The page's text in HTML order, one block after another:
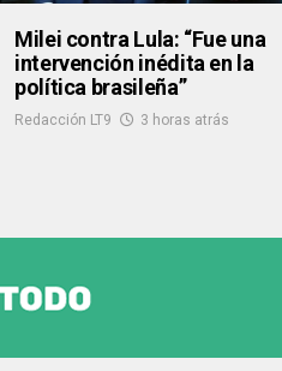
Milei contra Lula: “Fue una
intervención inédita en la
política brasileña”
Redacción LT9 3 horas atrás